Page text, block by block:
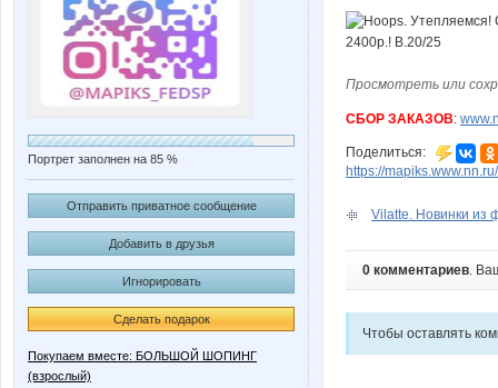
Портрет заполнен на 85 %
Отправить приватное сообщение
Добавить в друзья
Игнорировать
Сделать подарок
Покупаем вместе: БОЛЬШОЙ ШОПИНГ
(взрослый)
Просмотреть или
СБОР ЗАКАЗОВ:
Поделиться:
https://mapiks.www.nn.ru/
Vilatte. Новинки из
0 комментариев.
Чтобы оставлять